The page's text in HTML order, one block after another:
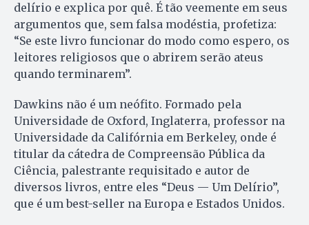
delírio e explica por quê. É tão veemente em seus
argumentos que, sem falsa modéstia, profetiza:
“Se este livro funcionar do modo como espero, os
leitores religiosos que o abrirem serão ateus
quando terminarem”.
Dawkins não é um neófito. Formado pela
Universidade de Oxford, Inglaterra, professor na
Universidade da Califórnia em Berkeley, onde é
titular da cátedra de Compreensão Pública da
Ciência, palestrante requisitado e autor de
diversos livros, entre eles “Deus — Um Delírio”,
que é um best-seller na Europa e Estados Unidos.